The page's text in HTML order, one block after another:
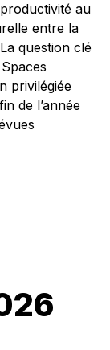
au
entre la
question clé
privilégiée
de l’année